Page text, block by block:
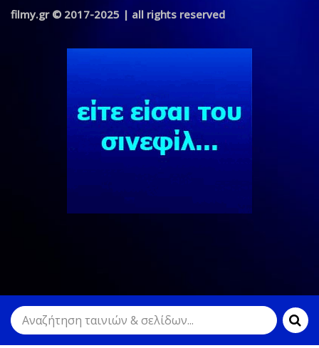
filmy.gr © 2017-2025 | all rights reserved